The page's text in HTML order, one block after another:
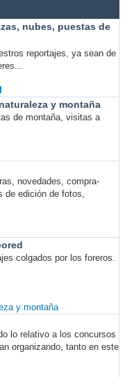
nubes, puestas de
reportajes, ya sean de
y montaña
de montaña, visitas a
novedades, compra-
edición de fotos,
colgados por los foreros.
y montaña
lo relativo a los concursos
organizando, tanto en este